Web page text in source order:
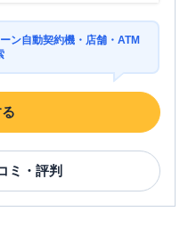
ン自動契約機・店舗・ATM
ミ・評判